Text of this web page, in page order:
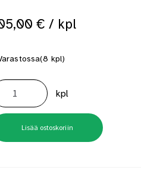
€ / kpl
(8 kpl)
kpl
Lisää ostoskoriin